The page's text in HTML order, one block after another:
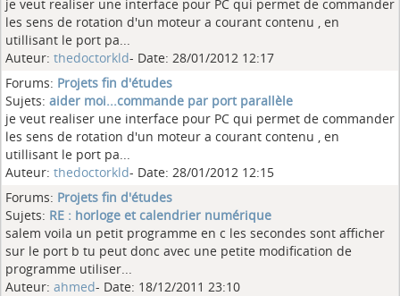
je veut realiser une interface pour PC qui permet de commander
les sens de rotation d'un moteur a courant contenu , en
utillisant le port pa...
Auteur: thedoctorkld- Date: 28/01/2012 12:17
Forums: Projets fin d'études
Sujets: aider moi...commande par port parallèle
je veut realiser une interface pour PC qui permet de commander
les sens de rotation d'un moteur a courant contenu , en
utillisant le port pa...
Auteur: thedoctorkld- Date: 28/01/2012 12:15
Forums: Projets fin d'études
Sujets: RE : horloge et calendrier numérique
salem voila un petit programme en c les secondes sont afficher
sur le port b tu peut donc avec une petite modification de
programme utiliser...
Auteur: ahmed- Date: 18/12/2011 23:10